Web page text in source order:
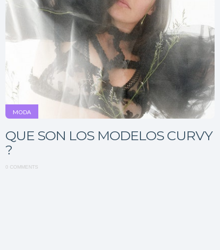
MODA
QUE SON LOS MODELOS CURVY
?
0 COMMENTS